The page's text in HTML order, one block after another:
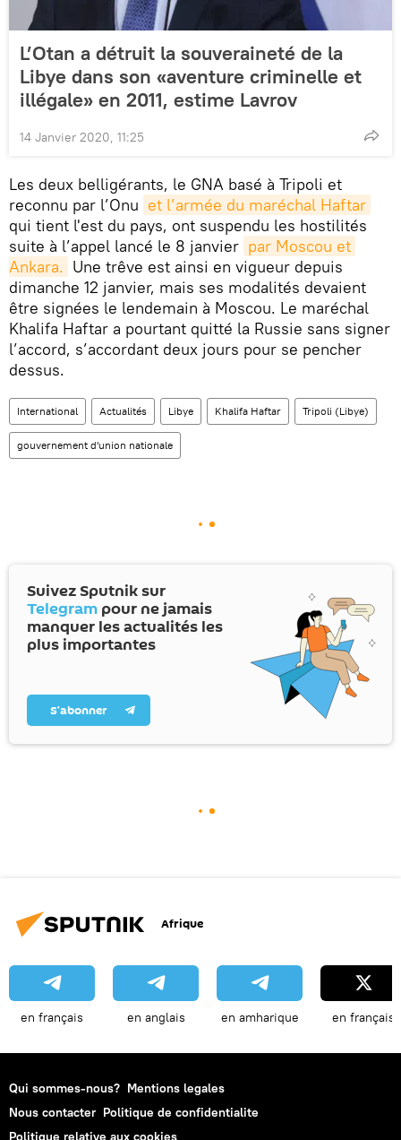
L’Otan a détruit la souveraineté de la
Libye dans son «aventure criminelle et
illégale» en 2011, estime Lavrov
14 Janvier 2020, 11:25
Les deux belligérants, le GNA basé à Tripoli et
reconnu par l’Onu et l’armée du maréchal Haftar
qui tient l'est du pays, ont suspendu les hostilités
suite à l’appel lancé le 8 janvier par Moscou et
Ankara. Une trêve est ainsi en vigueur depuis
dimanche 12 janvier, mais ses modalités devaient
être signées le lendemain à Moscou. Le maréchal
Khalifa Haftar a pourtant quitté la Russie sans signer
l’accord, s’accordant deux jours pour se pencher
dessus.
International Actualités Libye Khalifa Haftar Tripoli (Libye)
gouvernement d'union nationale
Suivez Sputnik sur
Telegram pour ne jamais
manquer les actualités les
plus importantes
S’abonner
Afrique
en français en anglais en amharique en français
Qui sommes-nous? Mentions legales
Nous contacter Politique de confidentialite
Politique relative aux cookies